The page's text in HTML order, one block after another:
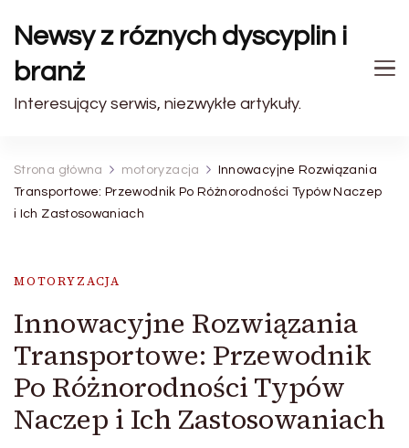
Newsy z róznych dyscyplin i
branż
Interesujący serwis, niezwykłe artykuły.
Strona główna motoryzacja
Innowacyjne Rozwiązania
Transportowe: Przewodnik Po Różnorodności Typów Naczep
i Ich Zastosowaniach
MOTORYZACJA
Innowacyjne Rozwiązania
Transportowe: Przewodnik
Po Różnorodności Typów
Naczep i Ich Zastosowaniach